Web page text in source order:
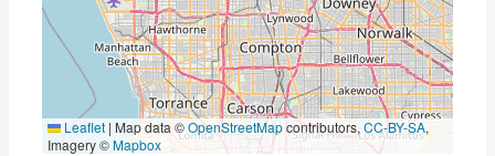
Leaflet | Map data ©OpenStreetMapcontributors, CC-BY-SA,
Imagery ©Mapbox